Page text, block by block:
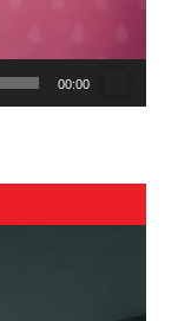
00:00